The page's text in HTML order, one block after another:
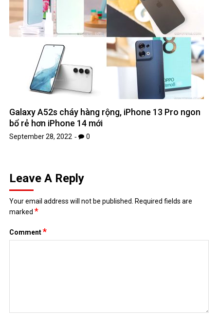
Galaxy A52s cháy hàng rộng, iPhone 13 Pro ngon
bổ rẻ hơn iPhone 14 mới
September 28, 2022 0
Leave A Reply
Your email address will not be published.
Required fields are
marked*
Comment*